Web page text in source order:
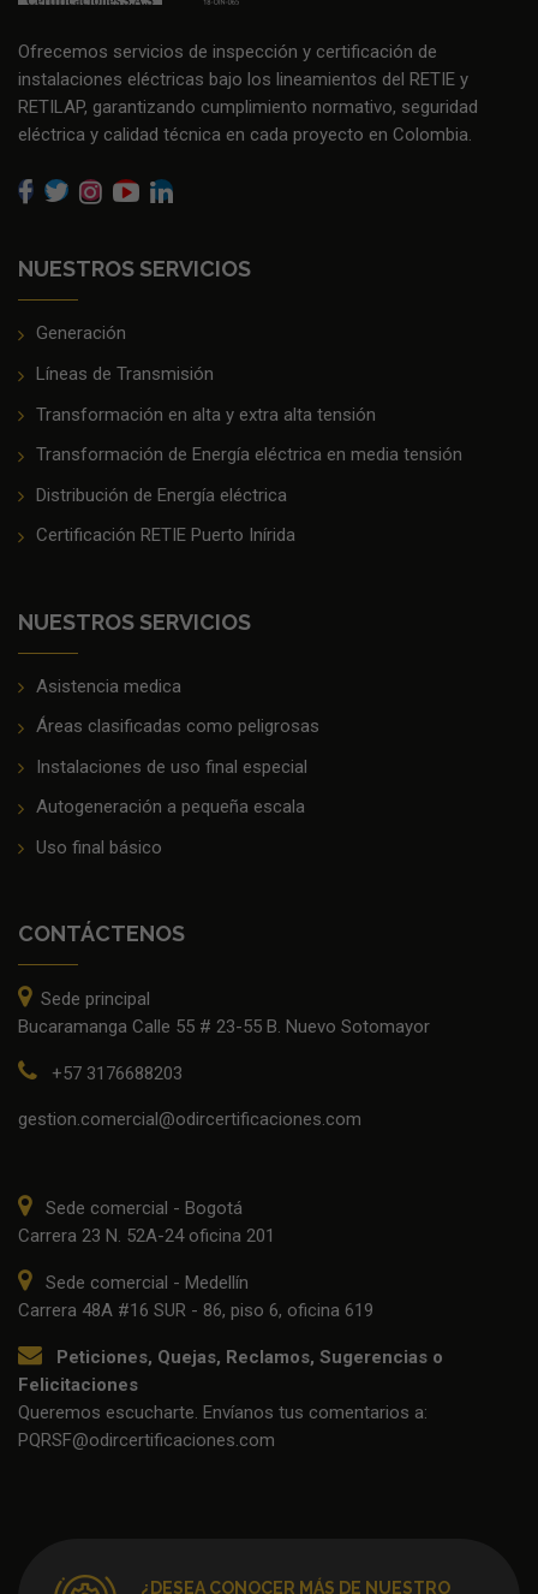
Ofrecemos servicios de inspección y certificación de
instalaciones eléctricas bajo los lineamientos del RETIE y
RETILAP, garantizando cumplimiento normativo, seguridad
eléctrica y calidad técnica en cada proyecto en Colombia.
NUESTROS SERVICIOS
Generación
Líneas de Transmisión
Transformación en alta y extra alta tensión
Transformación de Energía eléctrica en media tensión
Distribución de Energía eléctrica
Certificación RETIE Puerto Inírida
NUESTROS SERVICIOS
Asistencia medica
Áreas clasificadas como peligrosas
Instalaciones de uso final especial
Autogeneración a pequeña escala
Uso final básico
CONTÁCTENOS
Sede principal
Bucaramanga Calle 55 # 23-55 B. Nuevo Sotomayor
+57 3176688203
gestion.comercial@odircertificaciones.com
Sede comercial - Bogotá
Carrera 23 N. 52A-24 oficina 201
Sede comercial - Medellín
Carrera 48A #16 SUR - 86, piso 6, oficina 619
Peticiones, Quejas, Reclamos, Sugerencias o
Felicitaciones
Queremos escucharte. Envíanos tus comentarios a:
PQRSF@odircertificaciones.com
¿DESEA CONOCER MÁS DE NUESTRO